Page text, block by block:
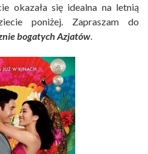
okazała się idealna na letnią
poniżej. Zapraszam do
bogatych Azjatów.